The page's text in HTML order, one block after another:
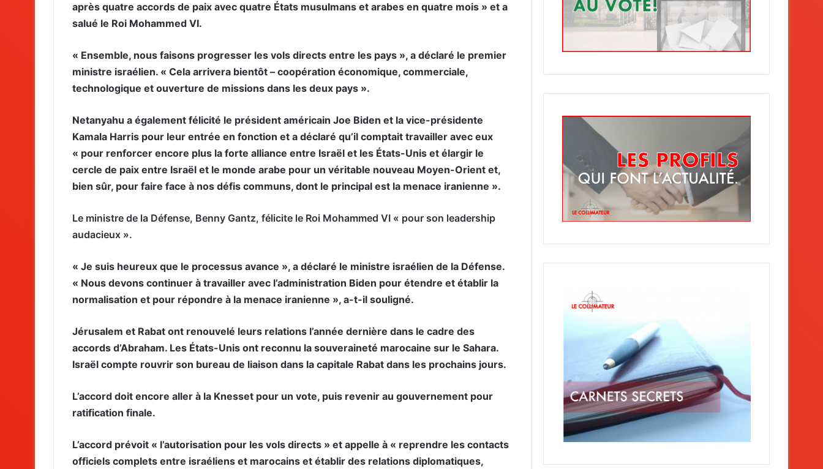
après quatre accords de paix avec quatre États musulmans et arabes en quatre mois » et a
salué le Roi Mohammed VI.
« Ensemble, nous faisons progresser les vols directs entre les pays », a déclaré le premier
ministre israélien. « Cela arrivera bientôt – coopération économique, commerciale,
technologique et ouverture de missions dans les deux pays ».
Netanyahu a également félicité le président américain Joe Biden et la vice-présidente
Kamala Harris pour leur entrée en fonction et a déclaré qu’il comptait travailler avec eux
« pour renforcer encore plus la forte alliance entre Israël et les États-Unis et élargir le
cercle de paix entre Israël et le monde arabe pour un véritable nouveau Moyen-Orient et,
bien sûr, pour faire face à nos défis communs, dont le principal est la menace iranienne ».
Le ministre de la Défense, Benny Gantz, félicite le Roi Mohammed VI « pour son leadership
audacieux ».
« Je suis heureux que le processus avance », a déclaré le ministre israélien de la Défense.
« Nous devons continuer à travailler avec l’administration Biden pour étendre et établir la
normalisation et pour répondre à la menace iranienne », a-t-il souligné.
Jérusalem et Rabat ont renouvelé leurs relations l’année dernière dans le cadre des
accords d’Abraham. Les États-Unis ont reconnu la souveraineté marocaine sur le Sahara.
Israël compte rouvrir son bureau de liaison dans la capitale Rabat dans les prochains jours.
L’accord doit encore aller à la Knesset pour un vote, puis revenir au gouvernement pour
ratification finale.
L’accord prévoit « l’autorisation pour les vols directs » et appelle à « reprendre les contacts
officiels complets entre israéliens et marocains et établir des relations diplomatiques,